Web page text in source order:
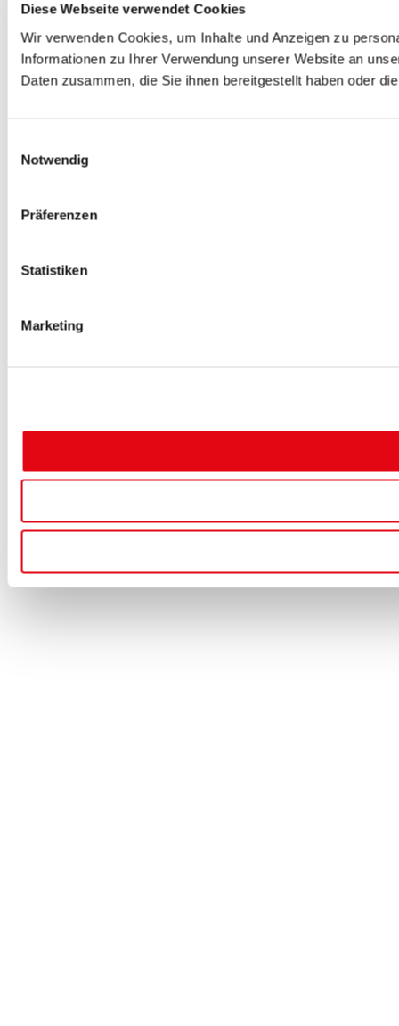
Diese Webseite verwendet Cookies
Wir verwenden Cookies, um Inhalte und Anzeigen zu
Informationen zu Ihrer Verwendung unserer Website an
Daten zusammen, die Sie ihnen bereitgestellt haben oder
Notwendig
Präferenzen
Statistiken
Marketing